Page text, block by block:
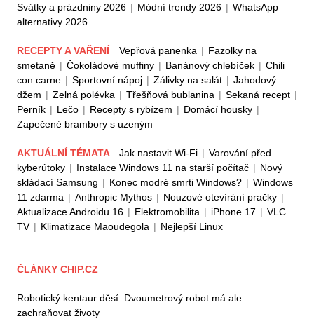
Svátky a prázdniny 2026 | Módní trendy 2026 | WhatsApp
alternativy 2026
RECEPTY A VAŘENÍ Vepřová panenka | Fazolky na
smetaně | Čokoládové muffiny | Banánový chlebíček | Chili
con carne | Sportovní nápoj | Zálivky na salát | Jahodový
džem | Zelná polévka | Třešňová bublanina | Sekaná recept |
Perník | Lečo | Recepty s rybízem | Domácí housky |
Zapečené brambory s uzeným
AKTUÁLNÍ TÉMATA Jak nastavit Wi-Fi | Varování před
kyberútoky | Instalace Windows 11 na starší počítač | Nový
skládací Samsung | Konec modré smrti Windows? | Windows
11 zdarma | Anthropic Mythos | Nouzové otevírání pračky |
Aktualizace Androidu 16 | Elektromobilita | iPhone 17 | VLC
TV | Klimatizace Maoudegola | Nejlepší Linux
ČLÁNKY CHIP.CZ
Robotický kentaur děsí. Dvoumetrový robot má ale
zachraňovat životy